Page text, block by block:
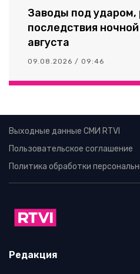
Заводы под ударом,
последствия
августа
09.08.2026 / 09:46
Выходные данные СМИ RTVI
Пользовательское соглашение
Политика обработки
Редакция